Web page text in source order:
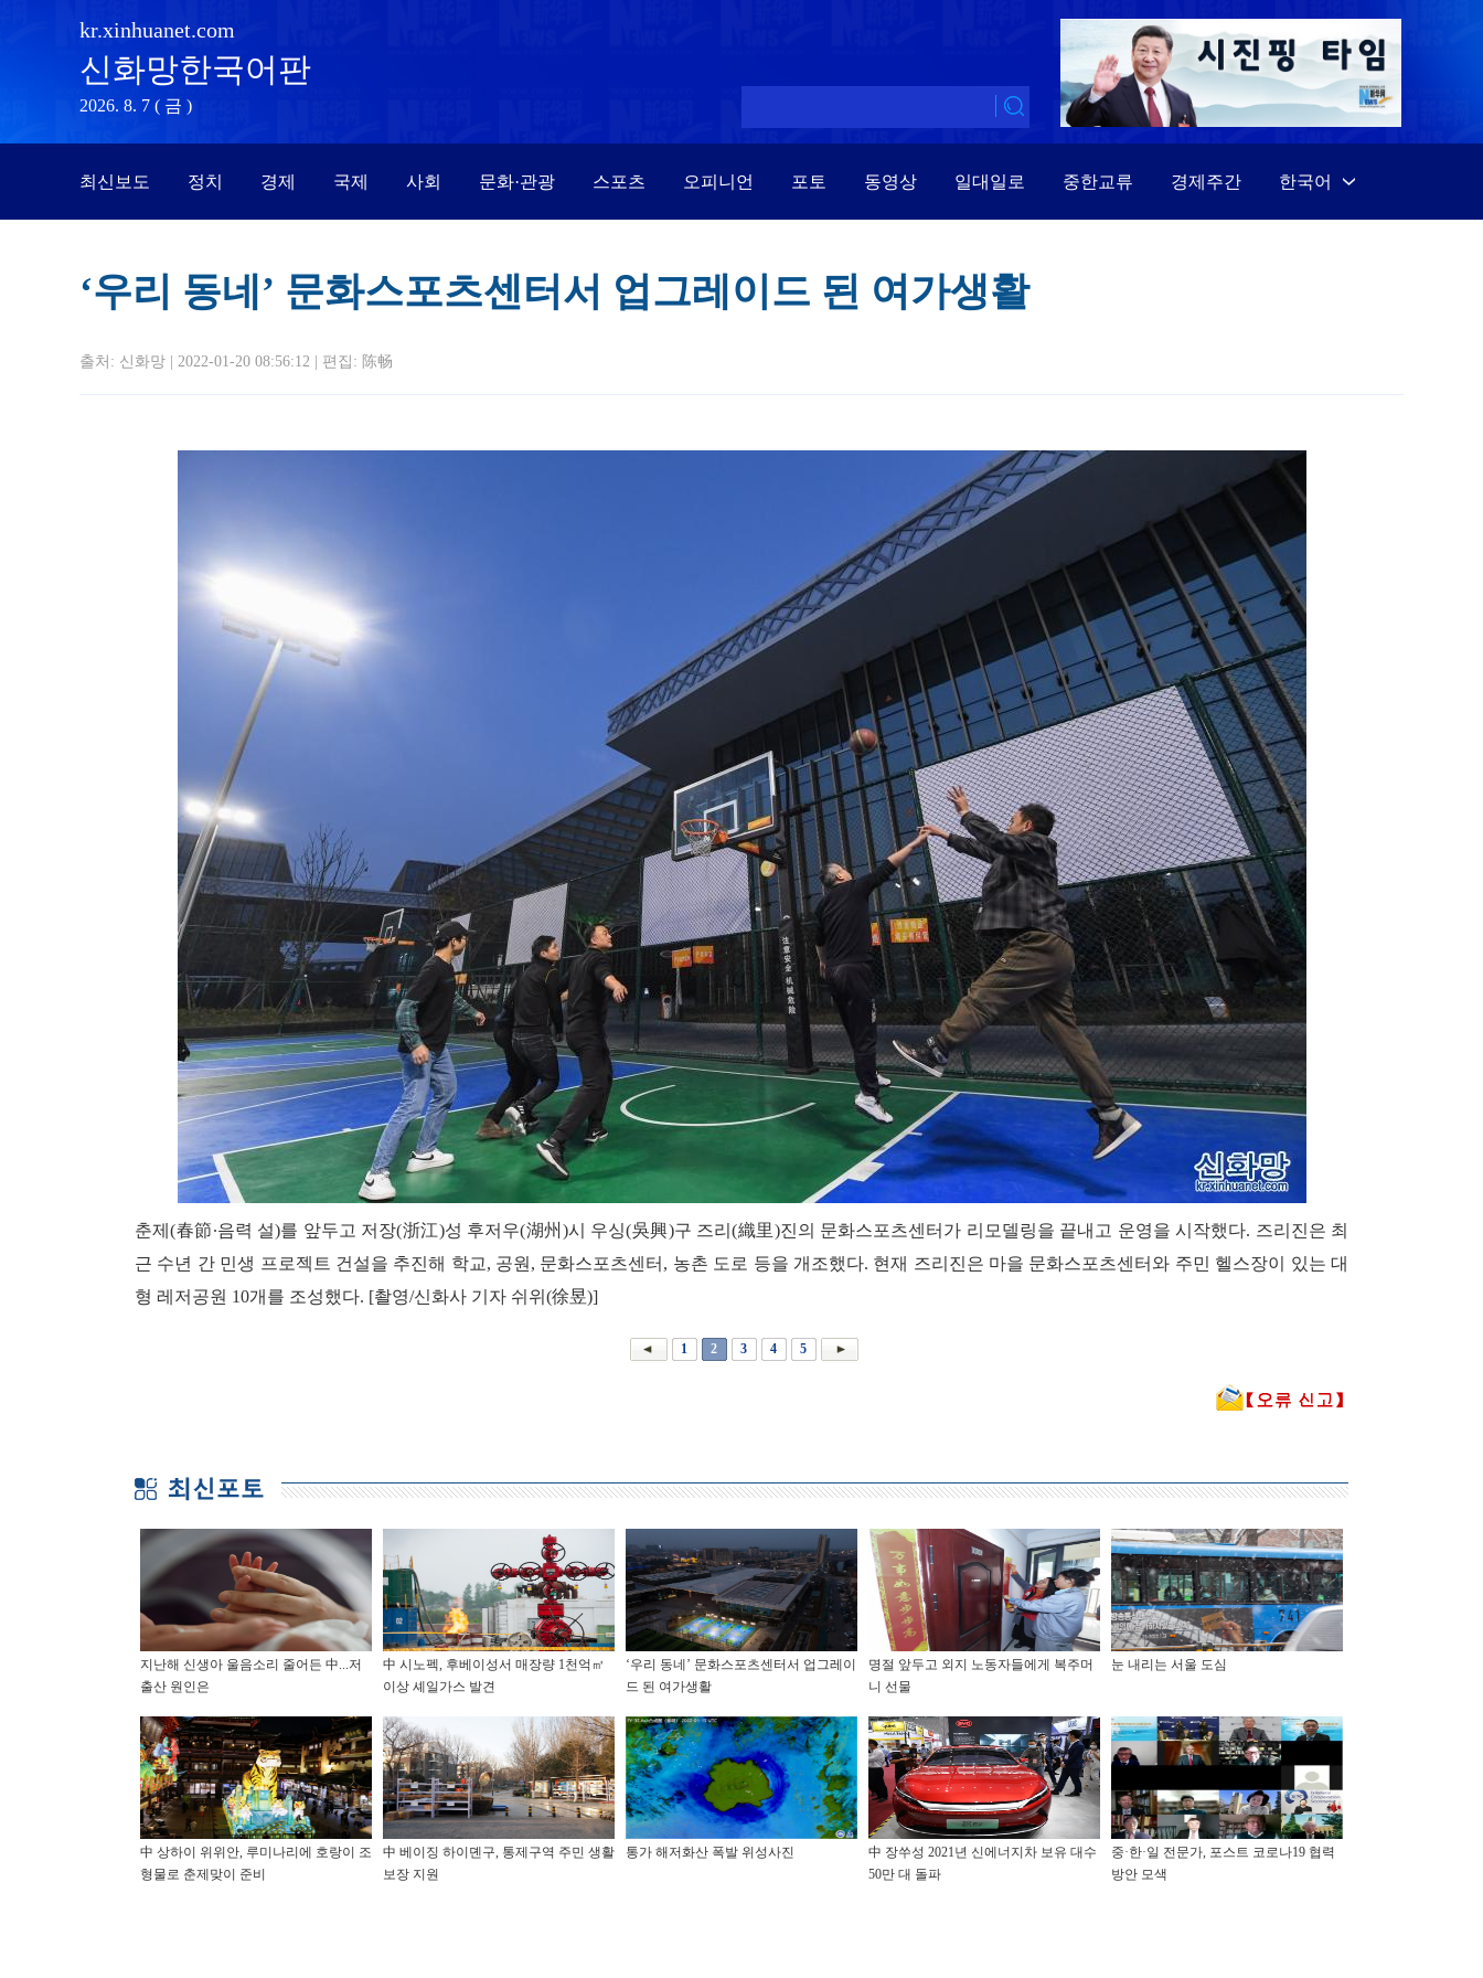
kr.xinhuanet.com
신화망한국어판
2026. 8. 7 ( 금 )
최신보도 정치 경제 국제 사회 문화·관광 스포츠 오피니언 포토 동영상 일대일로 중한교류 경제주간 한국어
한국어
Deutsch
‘우리 동네’ 문화스포츠센터서 업그레이드 된 여가생활
출처: 신화망 | 2022-01-20 08:56:12 | 편집: 陈畅
춘제(春節∙음력 설)를 앞두고 저장(浙江)성 후저우(湖州)시 우싱(吳興)구 즈리(織里)진의 문화스포츠센터가 리모델링을 끝내고 운영을 시작했다. 즈리진은 최
근 수년 간 민생 프로젝트 건설을 추진해 학교, 공원, 문화스포츠센터, 농촌 도로 등을 개조했다. 현재 즈리진은 마을 문화스포츠센터와 주민 헬스장이 있는 대
형 레저공원 10개를 조성했다. [촬영/신화사 기자 쉬위(徐昱)]
1 2 3 4 5
지난해 신생아 울음소리 줄어든 中...저
출산 원인은
中 시노펙, 후베이성서 매장량 1천억㎥
이상 셰일가스 발견
‘우리 동네’ 문화스포츠센터서 업그레이
드 된 여가생활
명절 앞두고 외지 노동자들에게 복주머
니 선물
눈 내리는 서울 도심
中 상하이 위위안, 루미나리에 호랑이 조
형물로 춘제맞이 준비
中 베이징 하이뎬구, 통제구역 주민 생활
보장 지원
통가 해저화산 폭발 위성사진
中 장쑤성 2021년 신에너지차 보유 대수
50만 대 돌파
중·한·일 전문가, 포스트 코로나19 협력
방안 모색